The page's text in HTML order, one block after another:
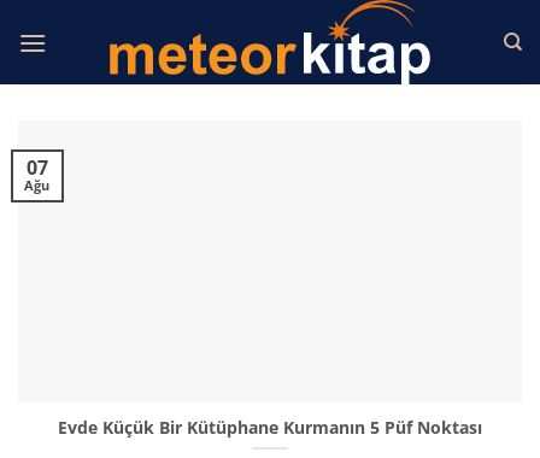
atla
Evde Küçük Bir Kütüphane Kurmanın 5 Püf Noktası
07
Ağu